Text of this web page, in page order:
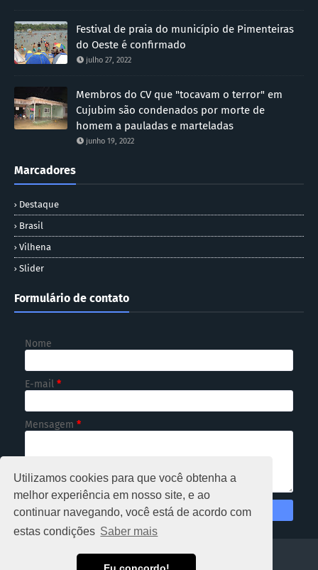
Utilizamos cookies para que você obtenha a
melhor experiência em nosso site, e ao
continuar navegando, você está de acordo com
estas condições Saber mais
Festival de praia do município de Pimenteiras
do Oeste é confirmado
julho 27, 2022
Membros do CV que "tocavam o terror" em
Cujubim são condenados por morte de
homem a pauladas e marteladas
junho 19, 2022
Marcadores
Destaque
Brasil
Vilhena
Slider
Formulário de contato
Nome
E-mail *
Mensagem *